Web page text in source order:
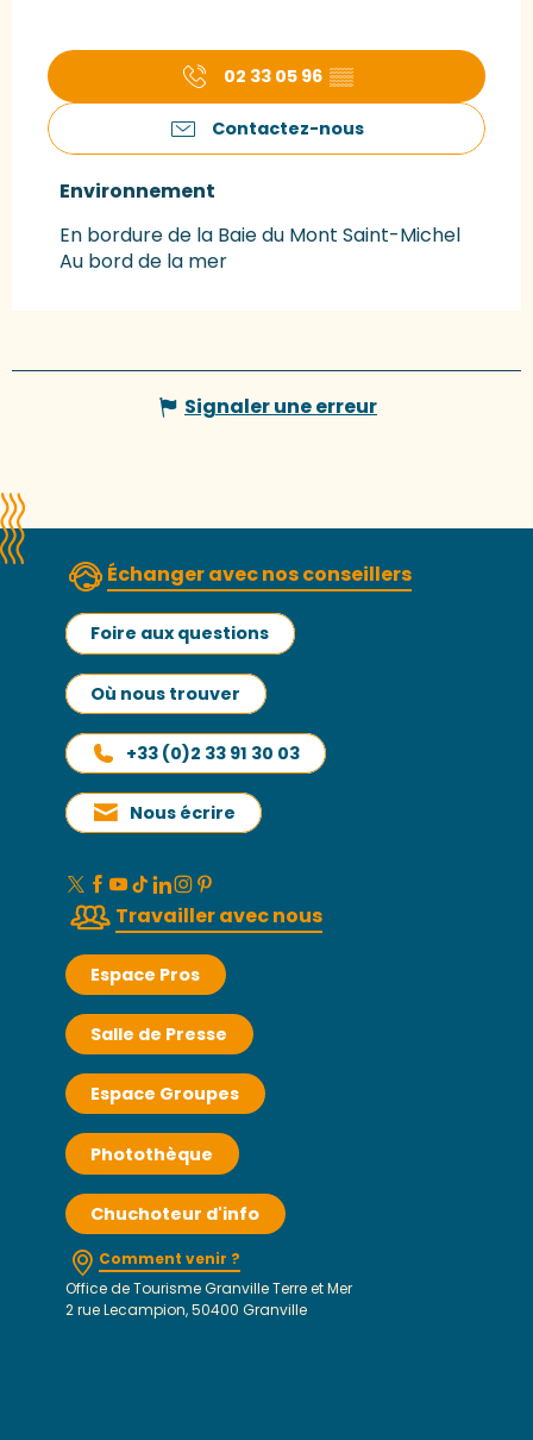
02 33 05 96 ▒▒
Contactez-nous
Environnement
Environnement
En bordure de la Baie du Mont Saint-Michel
Au bord de la mer
Signaler une erreur
Échanger avec nos conseillers
Foire aux questions
Où nous trouver
+33 (0)2 33 91 30 03
Nous écrire
Travailler avec nous
Espace Pros
Salle de Presse
Espace Groupes
Photothèque
Chuchoteur d'info
Comment venir ?
Office de Tourisme Granville Terre et Mer
2 rue Lecampion, 50400 Granville